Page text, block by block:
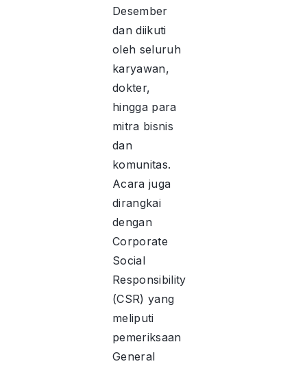
Desember
dan diikuti
oleh seluruh
karyawan,
dokter,
hingga para
mitra bisnis
dan
komunitas.
Acara juga
dirangkai
dengan
Corporate
Social
Responsibility
(CSR) yang
meliputi
pemeriksaan
General